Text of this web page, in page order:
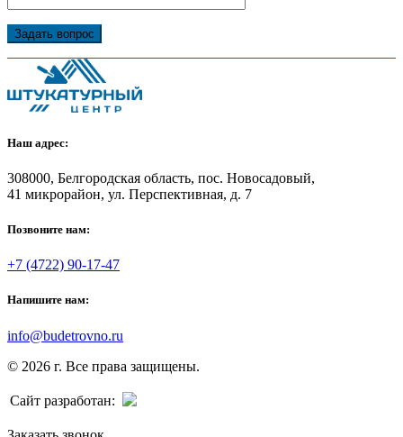
Задать вопрос
Наш адрес:
308000, Белгородская область, пос. Новосадовый,
41 микрорайон, ул. Перспективная, д. 7
Позвоните нам:
+7 (4722) 90-17-47
Напишите нам:
info@budetrovno.ru
© 2026 г. Все права защищены.
Сайт разработан: